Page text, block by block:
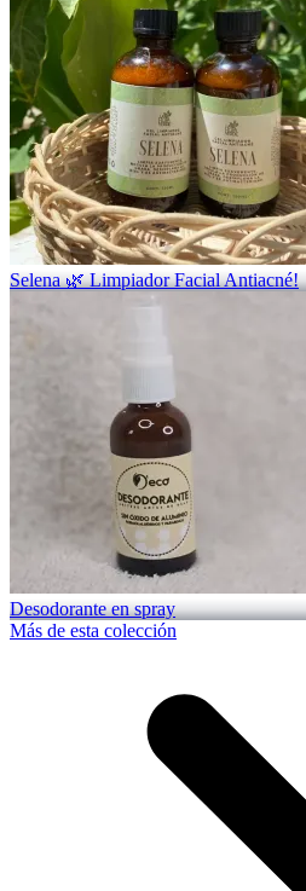
Selena 🌿 Limpiador Facial Antiacné!
Desodorante en spray
Más de esta colección